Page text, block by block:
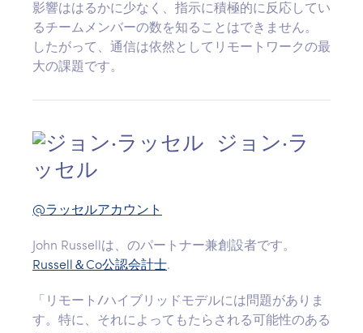
影響ははるかに少なく、指示に積極的に反応してい
るチームメンバーの数を知ることはできません。
したがって、通信は依然としてリモートワークの最
大の課題です。
ジョン·ラ
ッセル
@ラッセルアカウント
John Russellは、のパートナー兼創設者です。
Russell＆Co公認会計士.
「リモート/ハイブリッドモデルには問題がありま
す。特に、それによってもたらされる可能性のある